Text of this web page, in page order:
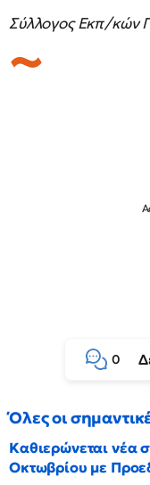
Σύλλογος Εκπ/κών
0
Όλες οι
Καθιερώνεται νέα
Οκτωβρίου με